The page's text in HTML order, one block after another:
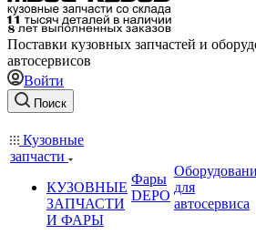
Поставки кузовных запчастей и
автосервисов
Войти
Поиск
Кузовные
запчасти
КУЗОВНЫЕ
ЗАПЧАСТИ
И ФАРЫ
Фары
DEPO
для
автосервиса